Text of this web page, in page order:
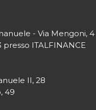
- Via Mengoni, 4
presso ITALFINANCE
II, 28
49